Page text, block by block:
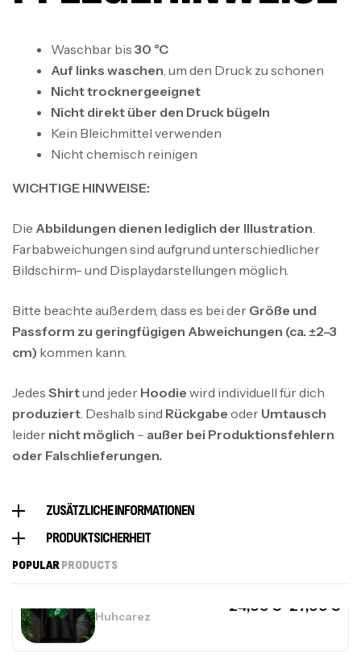
Waschbar bis 30 °C
Auf links waschen, um den Druck zu schonen
Nicht trocknergeeignet
Nicht direkt über den Druck bügeln
Kein Bleichmittel verwenden
Nicht chemisch reinigen
WICHTIGE HINWEISE:
Die Abbildungen dienen lediglich der Illustration.
Farbabweichungen sind aufgrund unterschiedlicher
Bildschirm- und Displaydarstellungen möglich.
Bitte beachte außerdem, dass es bei der Größe und
Passform zu geringfügigen Abweichungen (ca. ±2–3
cm) kommen kann.
Jedes Shirtund jeder Hoodie wird individuell für dich
produziert. Deshalb sind Rückgabe oder Umtausch
leider nicht möglich – außer bei Produktionsfehlern
oder Falschlieferungen.
ZUSÄTZLICHE INFORMATIONEN
PRODUKTSICHERHEIT
POPULARPRODUCTS
SkyFly
39,99€–45,99€
SkyFly Hoodie Front
SkyFly
39,99€–45,99
SkyFly Hoodie Front Weiß
SkyFly
45,99€
Huhcarez
Huhcarez
24,99 € 27,99 €